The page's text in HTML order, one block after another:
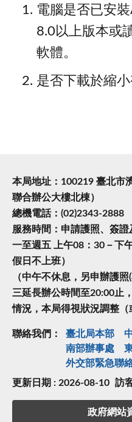
電腦是否已安
8.0以上版本或
軟體。
是否下載於縮
本局地址：100219 臺北市
聯合辦公大樓北棟）
總機電話：(02)2343-2888
服務時間：申請護照、簽
一至週五 上午08：30－下
假日不上班）
（中午不休息，另申辦護
三延長辦公時間至20:00止
情況，本局得視狀況調整（
聯絡我們： 臺北局本部
南部辦事處
外交部緊急聯
更新日期 : 2026-08-10 訪
政府網站